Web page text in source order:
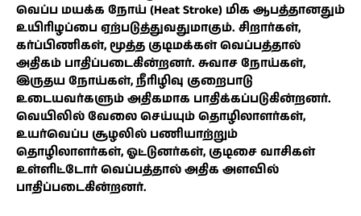
வெப்ப மயக்க நோய் (Heat Stroke) மிக ஆபத்தானதும்
உயிரிழப்பை ஏற்படுத்துவதுமாகும். சிறார்கள்,
கர்ப்பிணிகள், மூத்த குடிமக்கள் வெப்பத்தால்
அதிகம் பாதிப்படைகின்றனர். சுவாச நோய்கள்,
இருதய நோய்கள், நீரிழிவு குறைபாடு
உடையவர்களும் அதிகமாக பாதிக்கப்படுகின்றனர்.
வெயிலில் வேலை செய்யும் தொழிலாளர்கள்,
உயர்வெப்ப சூழலில் பணியாற்றும்
தொழிலாளர்கள், ஓட்டுனர்கள், குடிசை வாசிகள்
உள்ளிட்டோர் வெப்பத்தால் அதிக அளவில்
பாதிப்படைகின்றனர்.